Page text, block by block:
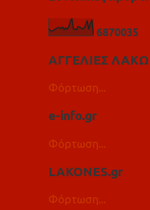
6870035
ΑΓΓΕΛΙΕΣ
Φόρτωση...
e-info.gr
Φόρτωση...
LAKONES.gr
Φόρτωση...